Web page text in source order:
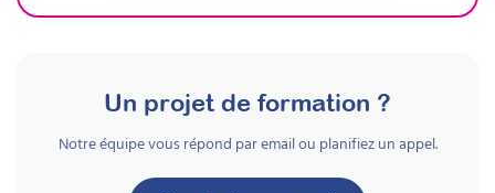
Un projet de formation ?
Notre équipe vous répond par email ou planifiez un appel.